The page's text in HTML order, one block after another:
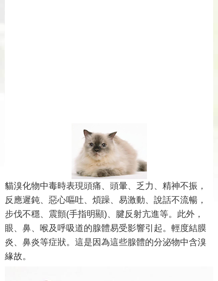
貓溴化物中毒時表現頭痛、頭暈、乏力、精神不振，
反應遲鈍、惡心嘔吐、煩躁、易激動、說話不流暢，
步伐不穩、震顫(手指明顯)、腱反射亢進等。此外，
眼、鼻、喉及呼吸道的腺體易受影響引起。輕度結膜
炎、鼻炎等症狀。這是因為這些腺體的分泌物中含溴
緣故。